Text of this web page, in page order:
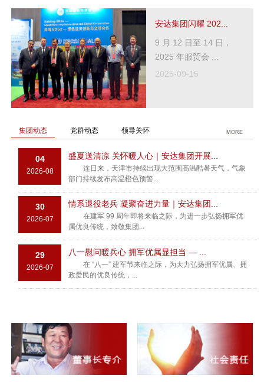
安达集团闪耀 202...
9 月 12 日至 14 日，
2025 年服贸会 ...
2025-09-15
集团动态 党群动态 领导关怀 MORE
04
2026-08
盛夏送清凉 关怀暖人心｜安达集团开展...
连日来，天津市持续出现大范围高温酷暑天气，气象
部门持续发布高温橙色预警...
30
2026-07
情系退役老兵 凝聚奋进力量｜安达集团...
在建军 99 周年即将来临之际，为进一步弘扬拥军优
属优良传统，致敬集团...
29
2026-07
八一慰问暖兵心 拥军优属显担当 — ...
在 “八一” 建军节来临之际，为大力弘扬拥军优属、拥
政爱民的优良传统，...